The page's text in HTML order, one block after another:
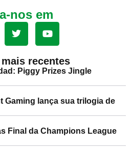
nos em
recentes
Piggy Prizes Jingle
Gaming lança sua trilogia de
Final da Champions League